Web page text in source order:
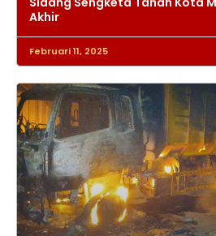
Akhir
Februari 11, 2025